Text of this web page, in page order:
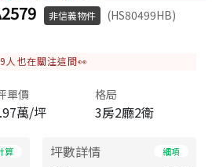
非信義物件
(HS80499HB)
人也在關注這間👀
單價
萬/坪
格局
3房2廳2衛
算 坪數詳情 細項